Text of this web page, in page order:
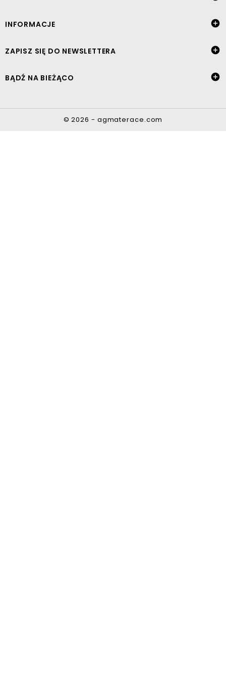
INFORMACJE 
ZAPISZ SIĘ DO NEWSLETTERA 
BĄDŹ NA BIEŻĄCO 
© 2026 - agmaterace.com